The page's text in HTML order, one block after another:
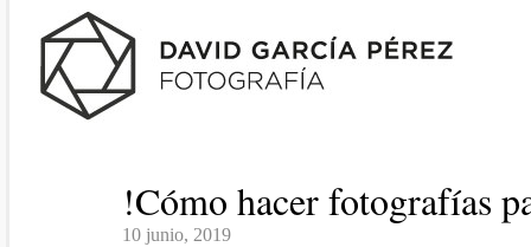
!Cómo hacer fotografías
10 junio, 2019